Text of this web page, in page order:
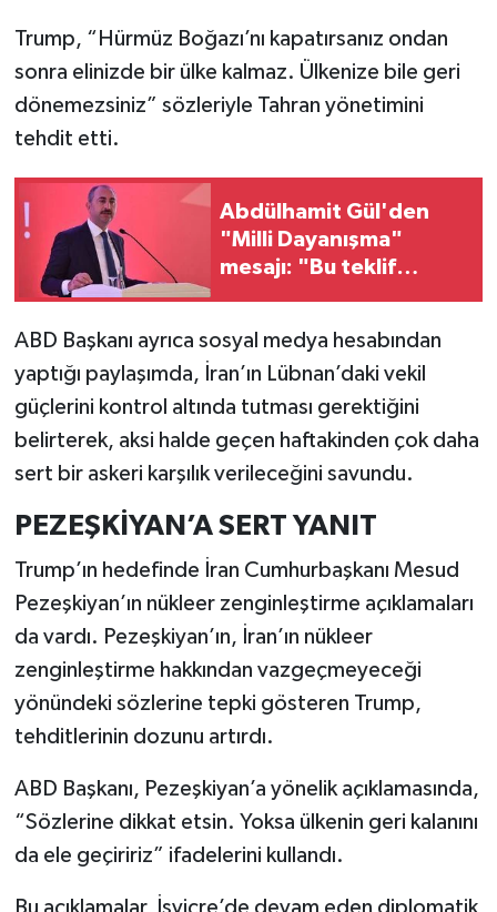
Trump, “Hürmüz Boğazı’nı kapatırsanız ondan
sonra elinizde bir ülke kalmaz. Ülkenize bile geri
dönemezsiniz” sözleriyle Tahran yönetimini
tehdit etti.
Abdülhamit Gül'den
"Milli Dayanışma"
mesajı: "Bu teklif
ABD Başkanı ayrıca sosyal medya hesabından
yaptığı paylaşımda, İran’ın Lübnan’daki vekil
güçlerini kontrol altında tutması gerektiğini
belirterek, aksi halde geçen haftakinden çok daha
sert bir askeri karşılık verileceğini savundu.
PEZEŞKİYAN’A SERT YANIT
Trump’ın hedefinde İran Cumhurbaşkanı Mesud
Pezeşkiyan’ın nükleer zenginleştirme açıklamaları
da vardı. Pezeşkiyan’ın, İran’ın nükleer
zenginleştirme hakkından vazgeçmeyeceği
yönündeki sözlerine tepki gösteren Trump,
tehditlerinin dozunu artırdı.
ABD Başkanı, Pezeşkiyan’a yönelik açıklamasında,
“Sözlerine dikkat etsin. Yoksa ülkenin geri kalanını
da ele geçiririz” ifadelerini kullandı.
Bu açıklamalar, İsviçre’de devam eden diplomatik